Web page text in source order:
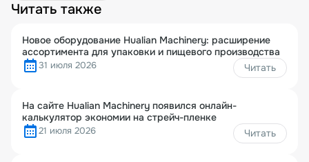
Читать также
Новое оборудование Hualian Machinery: расширение
ассортимента для упаковки и пищевого производства
31 июля 2026 Читать
На сайте Hualian Machinery появился онлайн-
калькулятор экономии на стрейч-пленке
21 июля 2026 Читать